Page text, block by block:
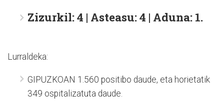
Zizurkil: 4 | Asteasu: 4 | Aduna: 1.
Lurraldeka:
GIPUZKOAN 1.560 positibo daude, eta horietatik
349 ospitalizatuta daude.